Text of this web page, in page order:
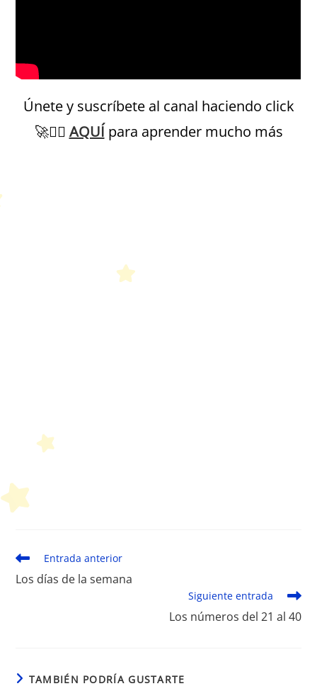
Únete y suscríbete al canal haciendo click
🚀👉🏻 AQUÍ para aprender mucho más
Leer
artículos
Entrada anterior
Los días de la semana
Siguiente entrada
Los números del 21 al 40
TAMBIÉN PODRÍA GUSTARTE